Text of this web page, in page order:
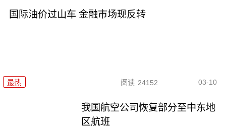
国际油价过山车 金融市场现反转
最热 阅读 24152 03-10
我国航空公司恢复部分至中东地
区航班